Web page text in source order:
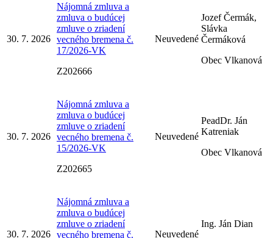
30. 7. 2026
Nájomná zmluva a
zmluva o budúcej
zmluve o zriadení
vecného bremena č.
17/2026-VK
Z202666
Neuvedené
Jozef Čermák,
Slávka
Čermáková
Obec Vlkanová
30. 7. 2026
Nájomná zmluva a
zmluva o budúcej
zmluve o zriadení
vecného bremena č.
15/2026-VK
Z202665
Neuvedené
PeadDr. Ján
Katreniak
Obec Vlkanová
30. 7. 2026
Nájomná zmluva a
zmluva o budúcej
zmluve o zriadení
vecného bremena č.
Neuvedené
Ing. Ján Dian